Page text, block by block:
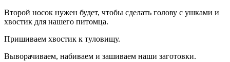
Второй носок нужен будет, чтобы сделать голову с ушками и
хвостик для нашего питомца.
Пришиваем хвостик к туловищу.
Выворачиваем, набиваем и зашиваем наши заготовки.